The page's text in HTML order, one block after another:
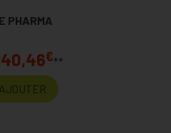
PHARMA
40,46€**
AJOUTER